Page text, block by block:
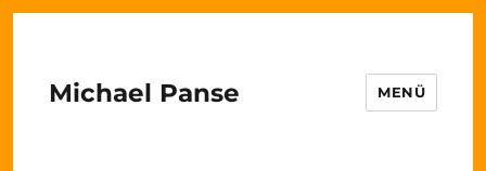
Michael Panse MENÜ